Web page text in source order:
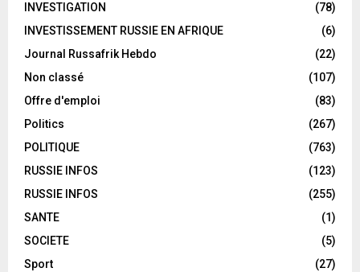
INVESTIGATION
(78)
INVESTISSEMENT RUSSIE EN AFRIQUE
(6)
Journal Russafrik Hebdo
(22)
Non classé
(107)
Offre d'emploi
(83)
Politics
(267)
POLITIQUE
(763)
RUSSIE INFOS
(123)
RUSSIE INFOS
(255)
SANTE
(1)
SOCIETE
(5)
Sport
(27)